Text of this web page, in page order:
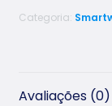
Categoria:
Avaliações (0)